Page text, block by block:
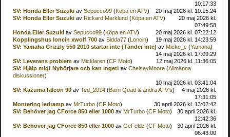
10:17:33
SV: Honda Eller Suzuki av Sepucco99(Köpa en ATV)
20 maj 2026 kl. 10:15:24
SV: Honda Eller Suzuki av Rickard Marklund (Köpa en ATV)
20 maj 2026 kl.
07:49:58
Honda Eller Suzuki av Sepucco99(Köpa en ATV)
20 maj 2026 kl. 07:22:12
Kopplingshus loncin xwolf 700av Sidda77(Loncin)
19 maj 2026 kl. 14:23:59
SV: Yamaha Grizzly 550 2010 startar inte (Tänder inte) av Micke_c (Yamaha)
14 maj 2026 kl. 17:09:29
SV: Leverans problem av Micklaren(CF Moto)
12 maj 2026 kl. 11:36:05
SV: Hjälp mig! Nybörjare och kan inget! av ChelseyMoore(Allmänna
diskussioner)
10 maj 2026 kl. 03:41:04
SV: Kazuma falcon 90av Ted_2014(Barn Quad & andra ATV's)
4 maj 2026 kl.
17:31:05
Montering ledrampav MrTurbo(CF Moto)
30 april 2026 kl. 13:02:42
SV: Behöver jag CForce 850 eller 1000av MrTurbo(CF Moto)
30 april 2026 kl.
12:42:36
SV: Behöver jag CForce 850 eller 1000av GeFeldz (CF Moto)
30 april 2026 kl.
06:43:00